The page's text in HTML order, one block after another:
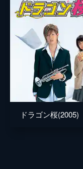
ドラゴン桜(2005)